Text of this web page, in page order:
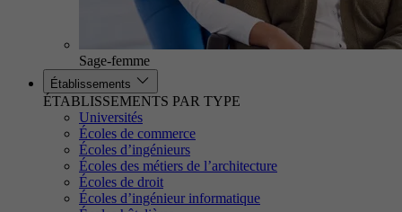
Sage-femme
Établissements
ÉTABLISSEMENTS PAR TYPE
Universités
Écoles de commerce
Écoles d’ingénieurs
Écoles des métiers de l’architecture
Écoles de droit
Écoles d’ingénieur informatique